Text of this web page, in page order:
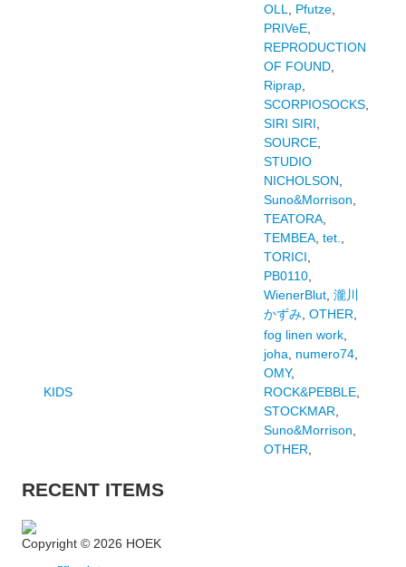
OLL
Pfutze,
PRIVeE,
REPRODUCTION
OF FOUND,
Riprap,
SCORPIOSOCKS,
SIRI SIRI
SOURCE,
STUDIO
NICHOLSON
Suno&Morrison
TEATORA,
TEMBEA, tet.
TORICI
PB0110,
WienerBlut, 瀧川
かずみ, OTHER
KIDS
fog linen work,
joha
numero74,
OMY,
ROCK&PEBBLE,
STOCKMAR
Suno&Morrison
OTHER
RECENT ITEMS
Copyright © 2026 HOEK